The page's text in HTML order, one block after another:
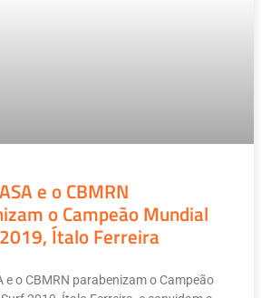
e o CBMRN
o Campeão Mundial
Ítalo Ferreira
e o CBMRN parabenizam o Campeão